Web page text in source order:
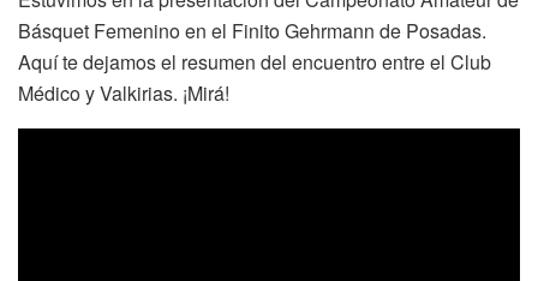
Básquet Femenino en el Finito Gehrmann de Posadas.
Aquí te dejamos el resumen del encuentro entre el Club
Médico y Valkirias. ¡Mirá!